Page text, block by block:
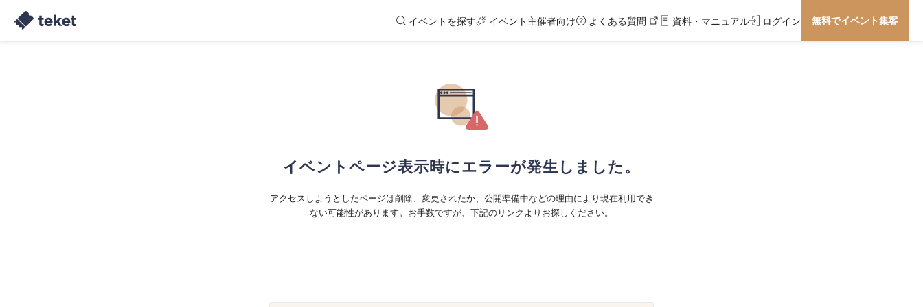
イベントを探す イベント主催者向け よくある質問 資料・マニュアル ログイン 無料でイベント集客
イベントページ表示時にエラーが発生しました。
アクセスしようとしたページは削除、変更されたか、公開準備中などの理由により現在利用でき
ない可能性があります。お手数ですが、下記のリンクよりお探しください。